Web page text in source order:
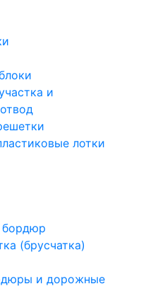
и
лотки
бордюр
(брусчатка)
и дорожные